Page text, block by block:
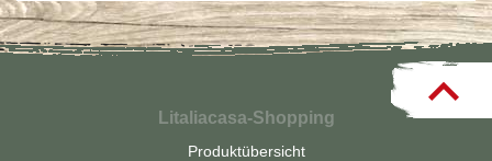
keyboard_arrow_up
Litaliacasa-Shopping
Produktübersicht